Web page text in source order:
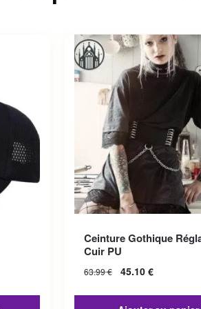
Ceinture Gothique
Cuir PU
63.99€ 45.10 €